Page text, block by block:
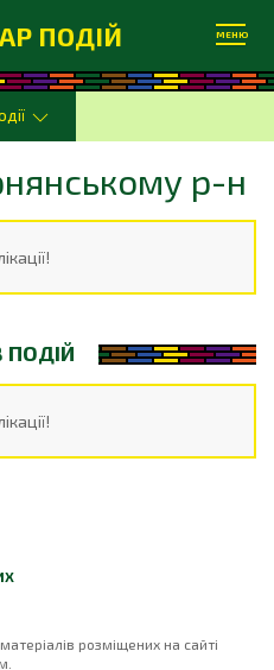
ПОДІЙ МЕНЮ
р-н
ПОДІЙ
розміщених на сайті